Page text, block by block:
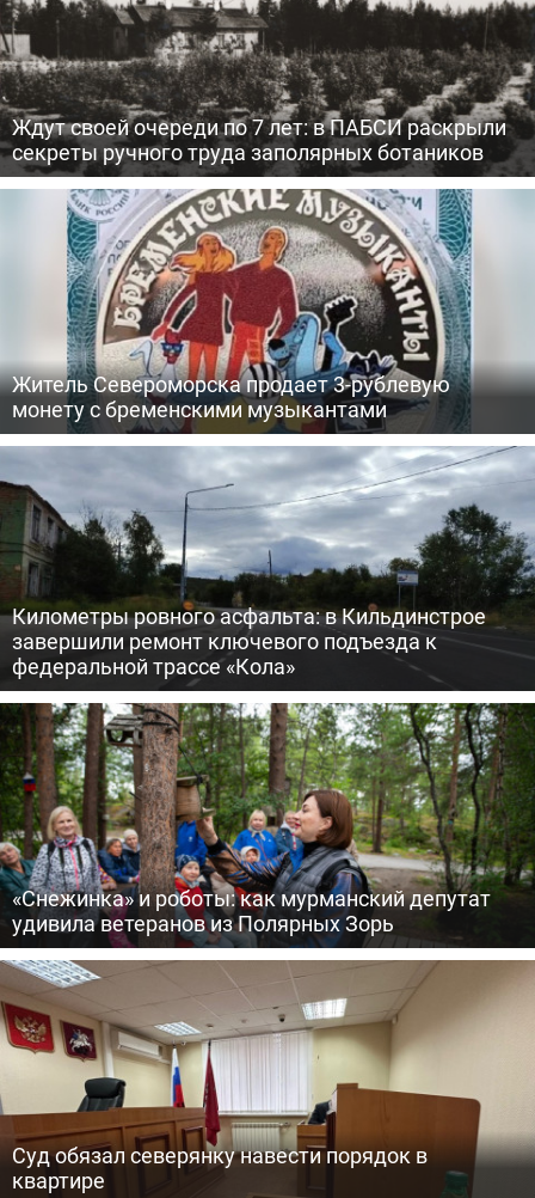
Ждут своей очереди по 7 лет: в ПАБСИ раскрыли
секреты ручного труда заполярных ботаников
Житель Североморска продает 3-рублевую
монету с бременскими музыкантами
Километры ровного асфальта: в Кильдинстрое
завершили ремонт ключевого подъезда к
федеральной трассе «Кола»
«Снежинка» и роботы: как мурманский депутат
удивила ветеранов из Полярных Зорь
Суд обязал северянку навести порядок в
квартире